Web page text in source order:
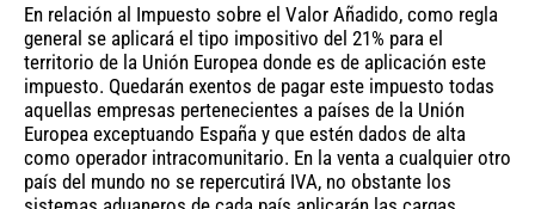
En relación al Impuesto sobre el Valor Añadido, como regla
general se aplicará el tipo impositivo del 21% para el
territorio de la Unión Europea donde es de aplicación este
impuesto. Quedarán exentos de pagar este impuesto todas
aquellas empresas pertenecientes a países de la Unión
Europea exceptuando España y que estén dados de alta
como operador intracomunitario. En la venta a cualquier otro
país del mundo no se repercutirá IVA, no obstante los